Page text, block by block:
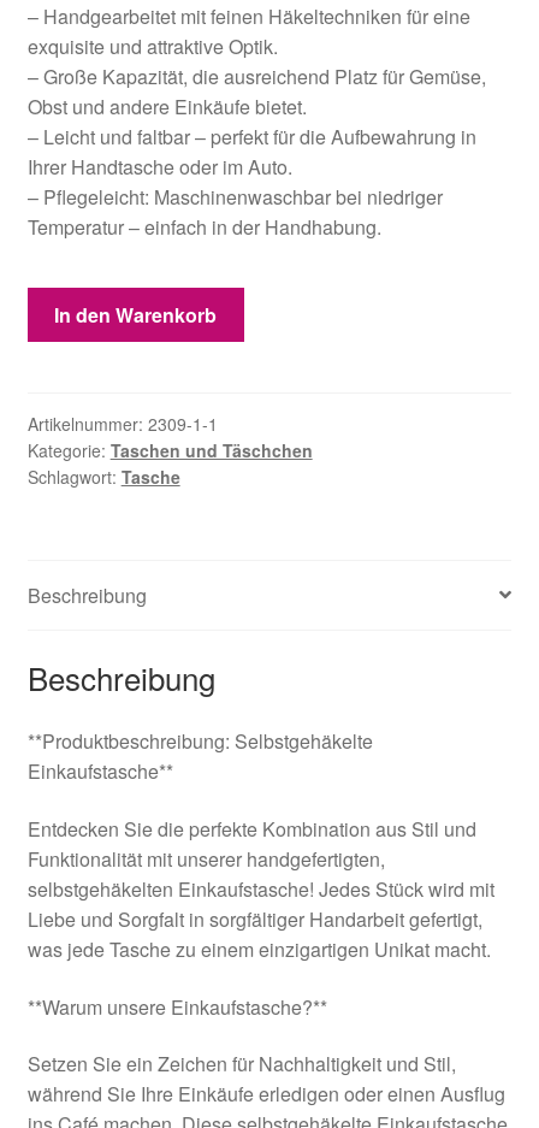
– Handgearbeitet mit feinen Häkeltechniken für eine
exquisite und attraktive Optik.
– Große Kapazität, die ausreichend Platz für Gemüse,
Obst und andere Einkäufe bietet.
– Leicht und faltbar – perfekt für die Aufbewahrung in
Ihrer Handtasche oder im Auto.
– Pflegeleicht: Maschinenwaschbar bei niedriger
Temperatur – einfach in der Handhabung.
Gehäkelte
Einkaufstasche
In den Warenkorb
Artikelnummer: 2309-1-1
Kategorie: Taschen und Täschchen
Schlagwort: Tasche
Beschreibung
Beschreibung
**Produktbeschreibung: Selbstgehäkelte
Einkaufstasche**
Entdecken Sie die perfekte Kombination aus Stil und
Funktionalität mit unserer handgefertigten,
selbstgehäkelten Einkaufstasche! Jedes Stück wird mit
Liebe und Sorgfalt in sorgfältiger Handarbeit gefertigt,
was jede Tasche zu einem einzigartigen Unikat macht.
**Warum unsere Einkaufstasche?**
Setzen Sie ein Zeichen für Nachhaltigkeit und Stil,
während Sie Ihre Einkäufe erledigen oder einen Ausflug